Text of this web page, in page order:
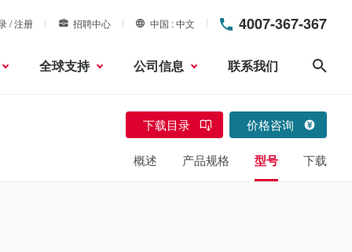
/ 注册 招聘中心 中国 中文 4007-367-367
全球支持 公司信息 联系我们
下载目录 价格咨询
概述 产品规格 型号 下载